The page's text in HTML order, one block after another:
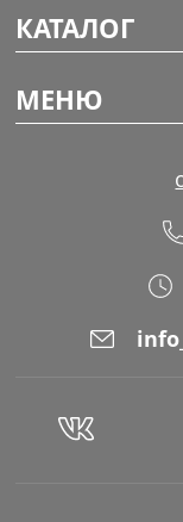
КАТАЛОГ
МЕНЮ